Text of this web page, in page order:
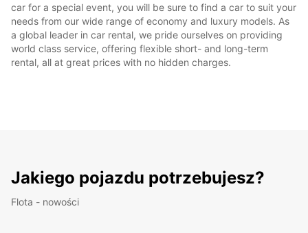
car for a special event, you will be sure to find a car to suit your
needs from our wide range of economy and luxury models. As
a global leader in car rental, we pride ourselves on providing
world class service, offering flexible short- and long-term
rental, all at great prices with no hidden charges.
Jakiego pojazdu potrzebujesz?
Flota - nowości